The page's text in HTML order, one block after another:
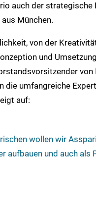
auch der strategische
München.
von der
und
die umfangreiche
auf:
wollen wir
aufbauen und auch als